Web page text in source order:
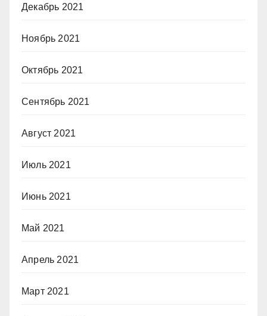
Декабрь 2021
Ноябрь 2021
Октябрь 2021
Сентябрь 2021
Август 2021
Июль 2021
Июнь 2021
Май 2021
Апрель 2021
Март 2021